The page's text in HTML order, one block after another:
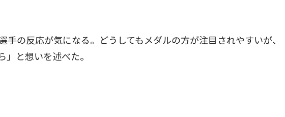
の反応が気になる。どうしてもメダルの方が注目されやすいが、
」と想いを述べた。